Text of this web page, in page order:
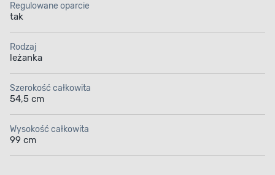
Regulowane oparcie
tak
Rodzaj
leżanka
Szerokość całkowita
54,5 cm
Wysokość całkowita
99 cm